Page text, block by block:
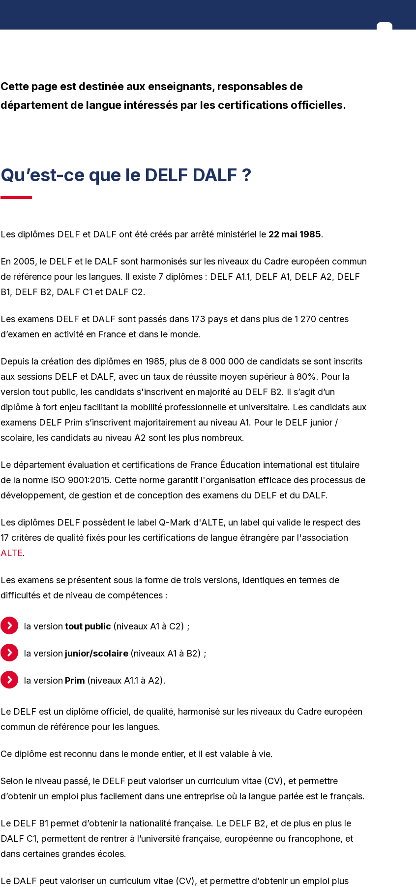
Cette page est destinée aux enseignants, responsables de
département de langue intéressés par les certifications officielles.
Qu’est-ce que le DELF DALF ?
Les diplômes DELF et DALF ont été créés par arrêté ministériel le 22 mai 1985.
En 2005, le DELF et le DALF sont harmonisés sur les niveaux du Cadre européen commun
de référence pour les langues. Il existe 7 diplômes : DELF A1.1, DELF A1, DELF A2, DELF
B1, DELF B2, DALF C1 et DALF C2.
Les examens DELF et DALF sont passés dans 173 pays et dans plus de 1 270 centres
d’examen en activité en France et dans le monde.
Depuis la création des diplômes en 1985, plus de 8 000 000 de candidats se sont inscrits
aux sessions DELF et DALF, avec un taux de réussite moyen supérieur à 80%. Pour la
version tout public, les candidats s'inscrivent en majorité au DELF B2. Il s’agit d’un
diplôme à fort enjeu facilitant la mobilité professionnelle et universitaire. Les candidats aux
examens DELF Prim s’inscrivent majoritairement au niveau A1. Pour le DELF junior /
scolaire, les candidats au niveau A2 sont les plus nombreux.
Le département évaluation et certifications de France Éducation international est titulaire
de la norme ISO 9001:2015. Cette norme garantit l'organisation efficace des processus de
développement, de gestion et de conception des examens du DELF et du DALF.
Les diplômes DELF possèdent le label Q-Mark d'ALTE, un label qui valide le respect des
17 critères de qualité fixés pour les certifications de langue étrangère par l'association
ALTE.
Les examens se présentent sous la forme de trois versions, identiques en termes de
difficultés et de niveau de compétences :
la version tout public (niveaux A1 à C2) ;
la version junior/scolaire (niveaux A1 à B2) ;
la version Prim (niveaux A1.1 à A2).
Le DELF est un diplôme officiel, de qualité, harmonisé sur les niveaux du Cadre européen
commun de référence pour les langues.
Ce diplôme est reconnu dans le monde entier, et il est valable à vie.
Selon le niveau passé, le DELF peut valoriser un curriculum vitae (CV), et permettre
d’obtenir un emploi plus facilement dans une entreprise où la langue parlée est le français.
Le DELF B1 permet d’obtenir la nationalité française. Le DELF B2, et de plus en plus le
DALF C1, permettent de rentrer à l’université française, européenne ou francophone, et
dans certaines grandes écoles.
Le DALF peut valoriser un curriculum vitae (CV), et permettre d’obtenir un emploi plus